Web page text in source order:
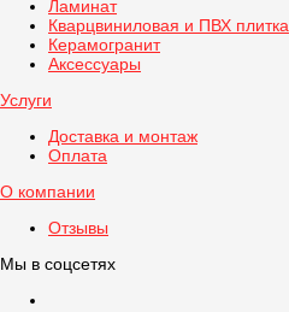
Ламинат
Кварцвиниловая и ПВХ плитка
Керамогранит
Аксессуары
Услуги
Доставка и монтаж
Оплата
О компании
Отзывы
Мы в соцсетях